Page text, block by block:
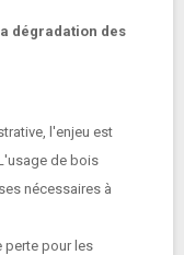
dégradation des
l'enjeu est
de bois
nécessaires à
perte pour les